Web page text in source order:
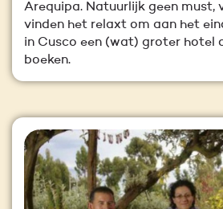
Arequipa. Natuurlijk geen must,
vinden het relaxt om aan het
in Cusco een (wat) groter hotel
boeken.